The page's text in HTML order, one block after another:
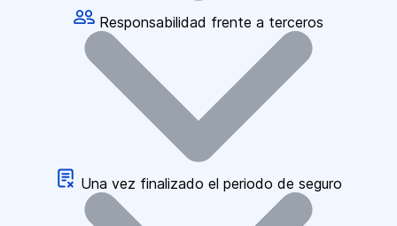
Responsabilidad frente a terceros
Una vez finalizado el periodo de seguro